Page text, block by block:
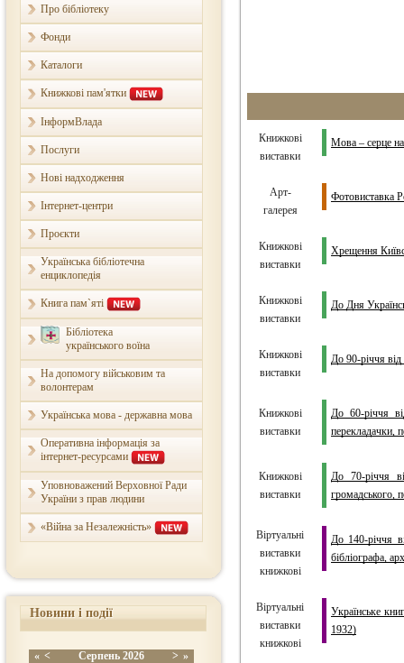
Про бібліотеку
Фонди
Каталоги
Книжкові пам'ятки
ІнформВлада
Послуги
Нові надходження
Інтернет-центри
Проєкти
Українська бібліотечна
енциклопедія
Книга пам`яті
Бібліотека
українського воїна
На допомогу військовим та
волонтерам
Українська мова - державна мова
Оперативна інформація за
інтернет-ресурсами
Уповноважений Верховної Ради
України з прав людини
«Війна за Незалежність»
Новини і події
« < Серпень2026 > »
Книжкові
виставки
Мова – серце
Арт-
галерея
Фотовиставка
Книжкові
виставки
Хрещення
Книжкові
виставки
До Дня
Книжкові
виставки
До 90-річчя
Книжкові
виставки
До 60-річчя
перекладачки,
Книжкові
виставки
До 70-річчя
громадського,
Віртуальні
виставки
книжкові
До 140-річчя
бібліографа,
Віртуальні
виставки
книжкові
Українське
1932)